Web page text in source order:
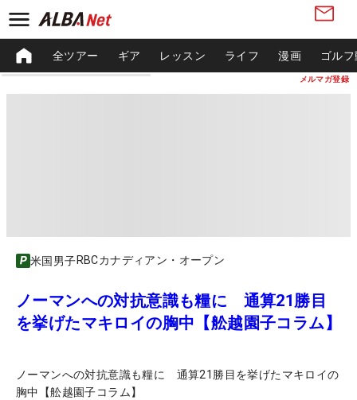
メルマガ登録
全ツアー ギア レッスン ライフ 漫画 ゴル
米国男子RBCカナディアン・オープン
ノーマンへの対抗意識も糧に 通算21勝目
を挙げたマキロイの胸中【舩越園子コラム】
ノーマンへの対抗意識も糧に 通算21勝目を挙げたマキロイの
胸中【舩越園子コラム】